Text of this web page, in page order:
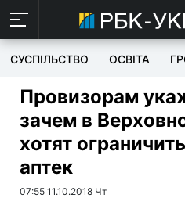
СУСПІЛЬСТВО ОСВІТА
Провизорам
зачем в
хотят
аптек
07:55 11.10.2018 Чт